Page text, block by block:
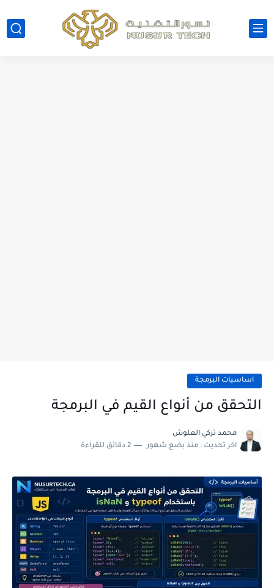
اساسيات البرمجة
التحقق من أنواع القيم في البرمجة
محمد تركي العلوش
اخر تحديث : منذ بضع شهور 2 دقائق للقراءة